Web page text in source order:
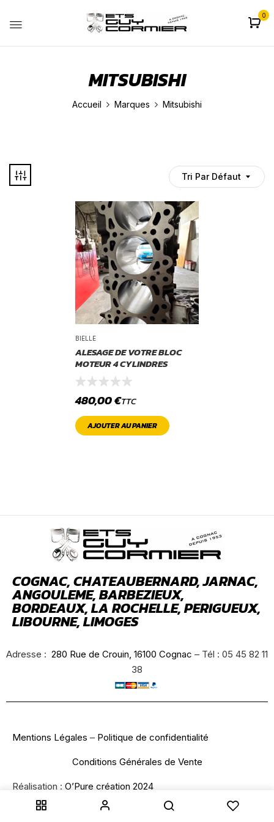
0
MITSUBISHI
Accueil Marques Mitsubishi
Tri Par Défaut
BIELLE
ALESAGE DE VOTRE BLOC
MOTEUR 4 CYLINDRES
480,00€TTC
AJOUTER AU PANIER
COGNAC, CHATEAUBERNARD, JARNAC,
ANGOULEME, BARBEZIEUX,
BORDEAUX, LA ROCHELLE, PERIGUEUX,
LIBOURNE, LIMOGES
Adresse : 280 Rue de Crouin, 16100 Cognac – Tél : 05 45 82 11
38
Mentions Légales – Politique de confidentialité
Conditions Générales de Vente
Réalisation : O’Pure création 2024